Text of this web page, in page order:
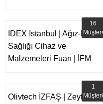
IDEX Istanbul | Ağız-Diş
Sağlığı Cihaz ve
Malzemeleri Fuarı | İFM
16
Müşteri
Olivtech İZFAŞ | Zeytin,
1
Müşteri